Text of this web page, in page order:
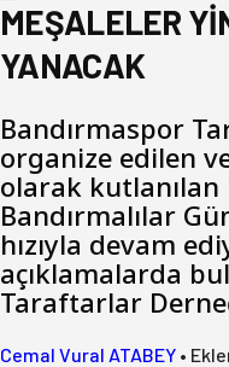
MEŞALELER
YANACAK
Bandırmaspor
organize edilen
olarak kutlanılan
Bandırmalılar
hızıyla devam
açıklamalarda
Taraftarlar
Cemal Vural ATABEY •